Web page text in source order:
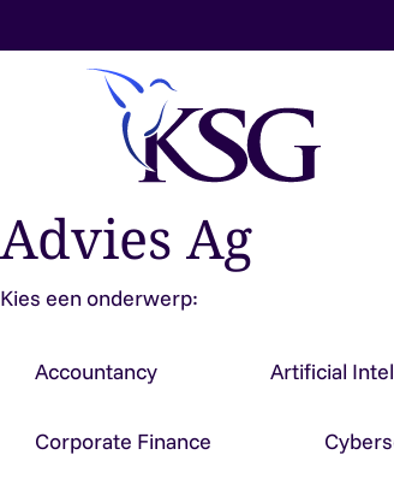
Audit & Assurance
Accountancy &
Advies Ag
Kies een onderwerp:
Accountancy Artificial
Corporate Finance